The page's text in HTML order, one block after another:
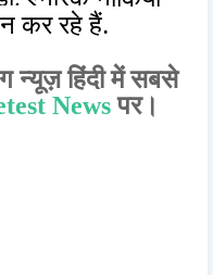
कर रहे हैं.
न्यूज़ हिंदी मेंसबसे
Newsपर।